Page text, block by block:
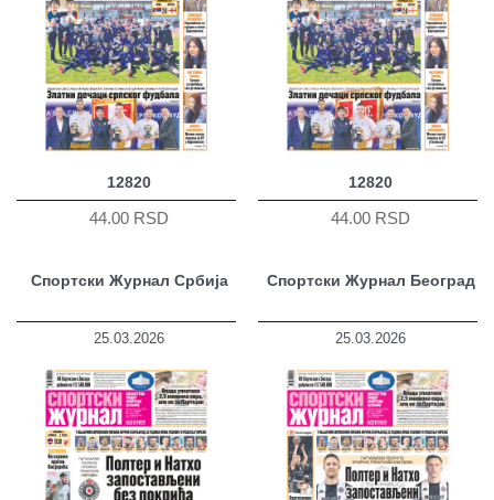
12820
44.00 RSD
12820
44.00 RSD
Спортски Журнал Србија
25.03.2026
Спортски Журнал Београд
25.03.2026